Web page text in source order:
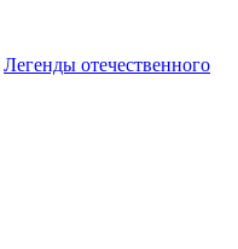
Легенды отечественного